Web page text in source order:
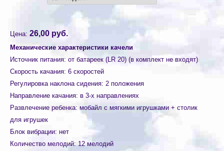
Цена: 26,00 руб.
Механические характеристики качели
Источник питания: от батареек (LR 20) (в комплект не входят)
Скорость качания: 6 скоростей
Регулировка наклона сидения: 2 положения
Направление качания: в 3-х направлениях
Развлечение ребенка: мобайл с мягкими игрушками + столик
для игрушек
Блок вибрации: нет
Количество мелодий:12 мелодий